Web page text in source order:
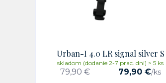
Urban-I 4.0 LR signal silver S
79,90 € 79,90 €/ks
skladom (dodanie 2-7 prac. dni) > 5 ks